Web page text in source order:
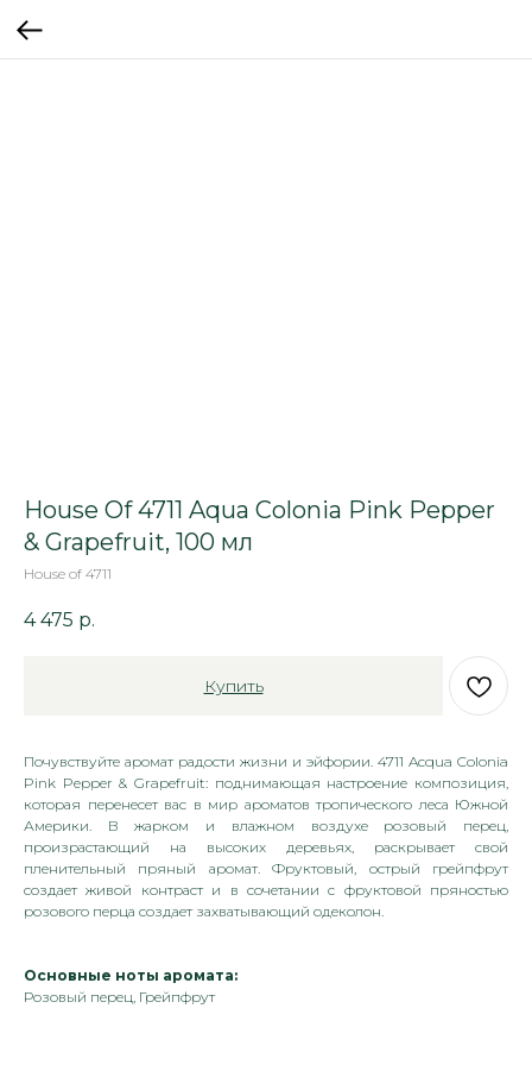
House Of 4711 Aqua Colonia Pink Pepper
& Grapefruit, 100 мл
House of 4711
4 475 р.
Купить
Почувствуйте аромат радости жизни и эйфории. 4711 Acqua Colonia
Pink Pepper & Grapefruit: поднимающая настроение композиция,
которая перенесет вас в мир ароматов тропического леса Южной
Америки. В жарком и влажном воздухе розовый перец,
произрастающий на высоких деревьях, раскрывает свой
пленительный пряный аромат. Фруктовый, острый грейпфрут
создает живой контраст и в сочетании с фруктовой пряностью
розового перца создает захватывающий одеколон.
Основные ноты аромата:
Розовый перец, Грейпфрут